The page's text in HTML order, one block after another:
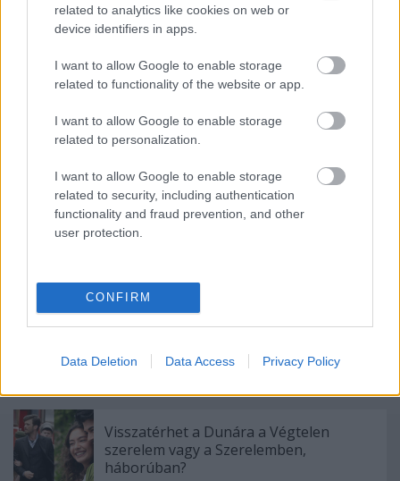
related to analytics like cookies on web or
device identifiers in apps.
I want to allow Google to enable storage
related to functionality of the website or app.
I want to allow Google to enable storage
related to personalization.
I want to allow Google to enable storage
related to security, including authentication
functionality and fraud prevention, and other
user protection.
CONFIRM
Data Deletion Data Access Privacy Policy
Ajánlott bejegyzések:
Újra látható lesz a magyar gyártású
zenés vígjátéksorozat (videó)
sorozatát az RTL Magyarország
három sorozatát
Visszatérhet a Dunára a Végtelen
szerelem vagy a Szerelemben,
háborúban?